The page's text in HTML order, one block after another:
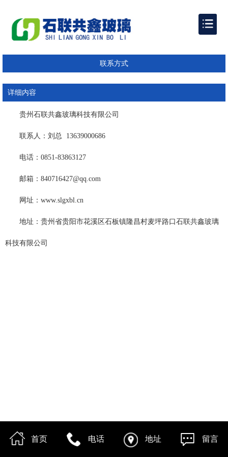
联系方式
详细内容
贵州石联共鑫玻璃科技有限公司
联系人：刘总 13639000686
电话：0851-83863127
邮箱：840716427@qq.com
网址：www.slgxbl.cn
地址：贵州省贵阳市花溪区石板镇隆昌村麦坪路口石联共鑫玻璃
科技有限公司
首页 电话 地址 留言